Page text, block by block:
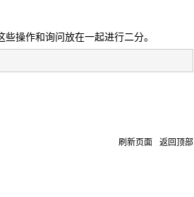
操作和询问放在一起进行二分。
刷新页面 返回顶部